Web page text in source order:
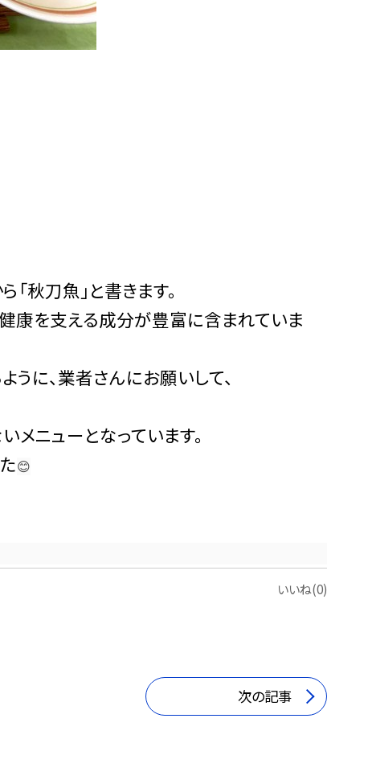
秋刀魚」と書きます。
康を支える成分が豊富に含まれていま
うに、業者さんにお願いして、
メニューとなっています。
😊
いいね(0)
次の記事